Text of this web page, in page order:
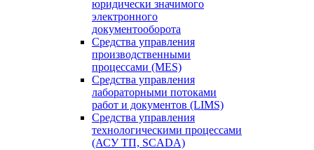
юридически значимого
электронного
документооборота
Средства управления
производственными
процессами (MES)
Средства управления
лабораторными потоками
работ и документов (LIMS)
Средства управления
технологическими процессами
(АСУ ТП, SCADA)